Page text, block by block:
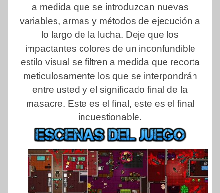
a medida que se introduzcan nuevas
variables, armas y métodos de ejecución a
lo largo de la lucha. Deje que los
impactantes colores de un inconfundible
estilo visual se filtren a medida que recorta
meticulosamente los que se interpondrán
entre usted y el significado final de la
masacre. Este es el final, este es el final
incuestionable.